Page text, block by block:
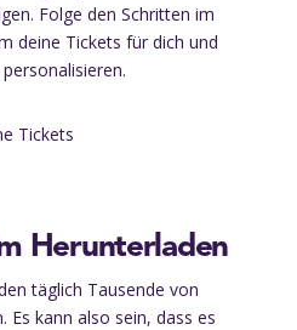
Folge den Schritten im
deine Tickets für dich und
Tickets
Herunterladen
täglich Tausende von
Es kann also sein, dass es